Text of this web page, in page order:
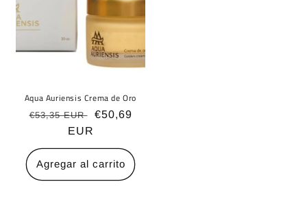
Aqua Auriensis Crema de Oro
Precio
habitual
€53,35 EUR
Precio
oferta
€50,69
EUR
Agregar al carrito